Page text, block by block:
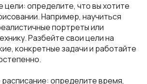
цели: определите, что вы хотите
Например, научиться
портреты или
Разбейте свои цели на
конкретные задачи и работайте
определите время,